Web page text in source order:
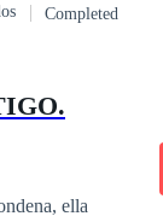
Completed
ella